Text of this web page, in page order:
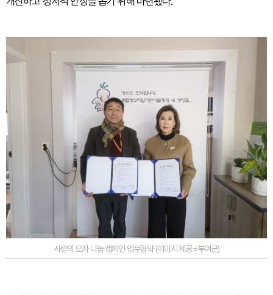
사랑의 모자 나눔 캠페인 업무협약 (이미지 제공=부여군)